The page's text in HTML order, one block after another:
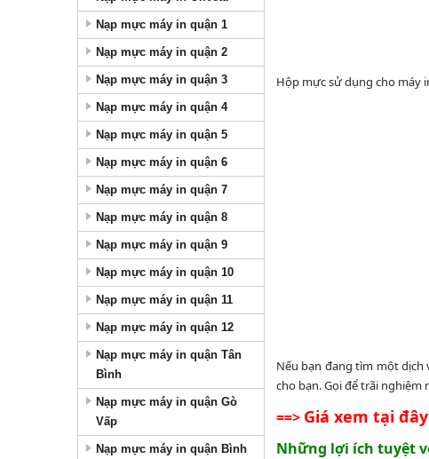
Nạp mực máy in quận 1
Nạp mực máy in quận 2
Nạp mực máy in quận 3
Nạp mực máy in quận 4
Nạp mực máy in quận 5
Nạp mực máy in quận 6
Nạp mực máy in quận 7
Nạp mực máy in quận 8
Nạp mực máy in quận 9
Nạp mực máy in quận 10
Nạp mực máy in quận 11
Nạp mực máy in quận 12
Nạp mực máy in quận Tân
Bình
Nạp mực máy in quận Gò
Vấp
Nạp mực máy in quận Bình
Hộp mực sử dụng cho máy
Nếu bạn đang tìm một dịch
cho bạn. Gọi để trãi nghiệm
==> Giá xem tại đây
Những lợi ích tuyệt